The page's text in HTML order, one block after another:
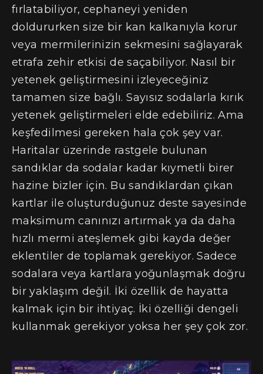
fırlatabiliyor, cephaneyi yeniden
doldururken size bir kan kalkanıyla korur
veya mermilerinizin sekmesini sağlayarak
etrafa zehir etkisi de saçabiliyor. Nasıl bir
yetenek geliştirmesini izleyeceğiniz
tamamen size bağlı. Sayısız sodalarla kırık
yetenek geliştirmeleri elde edebiliriz. Ama
keşfedilmesi gereken hala çok şey var.
Haritalar üzerinde rastgele bulunan
sandıklar da sodalar kadar kıymetli birer
hazine bizler için. Bu sandıklardan çıkan
kartlar ile oluşturduğunuz deste sayesinde
maksimum canınızı artırmak ya da daha
hızlı mermi ateşlemek gibi kayda değer
eklentiler de toplamak gerekiyor. Sadece
sodalara veya kartlara yoğunlaşmak doğru
bir yaklaşım değil. İki özellik de hayatta
kalmak için bir ihtiyaç. İki özelliği dengeli
kullanmak gerekiyor yoksa her şey çok zor.